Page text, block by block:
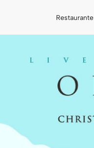
Restaurante